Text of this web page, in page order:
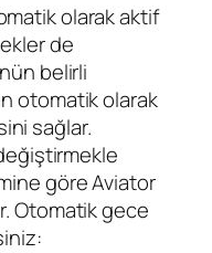
olarak aktif
de
belirli
otomatik olarak
sağlar.
göre Aviator
Otomatik gece